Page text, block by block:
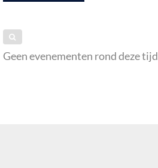
Geen evenementen rond deze tijd